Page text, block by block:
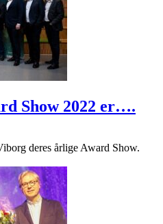
Show 2022 er….
deres årlige Award Show.